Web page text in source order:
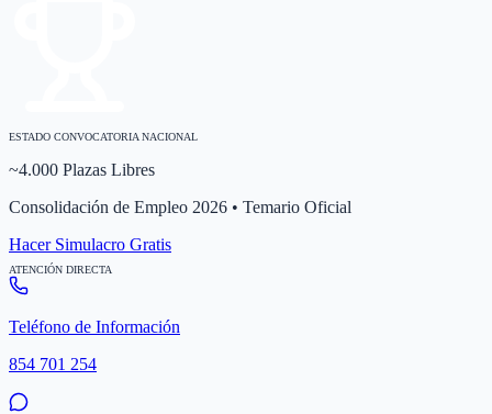
ESTADO CONVOCATORIA NACIONAL
~4.000 Plazas Libres
Consolidación de Empleo 2026 • Temario Oficial
Hacer Simulacro Gratis
ATENCIÓN DIRECTA
Teléfono de Información
854 701 254